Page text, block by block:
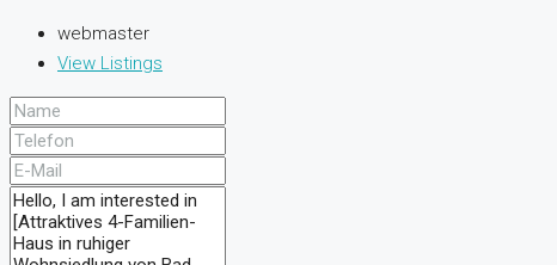
webmaster
View Listings